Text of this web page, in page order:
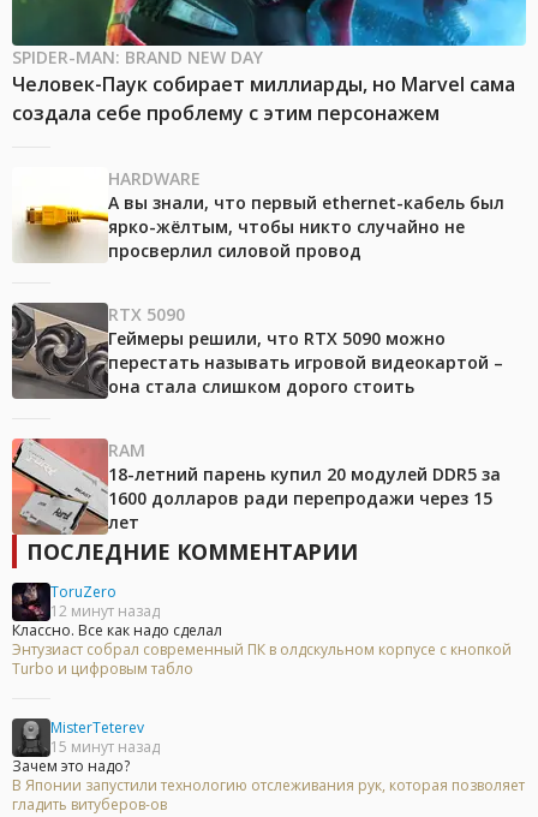
SPIDER-MAN: BRAND NEW DAY
Человек-Паук собирает миллиарды, но Marvel сама
создала себе проблему с этим персонажем
HARDWARE
А вы знали, что первый ethernet-кабель был
ярко-жёлтым, чтобы никто случайно не
просверлил силовой провод
RTX 5090
Геймеры решили, что RTX 5090 можно
перестать называть игровой видеокартой –
она стала слишком дорого стоить
RAM
18-летний парень купил 20 модулей DDR5 за
1600 долларов ради перепродажи через 15
лет
ПОСЛЕДНИЕ КОММЕНТАРИИ
ToruZero
12 минут назад
Классно. Все как надо сделал
Энтузиаст собрал современный ПК в олдскульном корпусе с кнопкой
Turbo и цифровым табло
MisterTeterev
15 минут назад
Зачем это надо?
В Японии запустили технологию отслеживания рук, которая позволяет
гладить витуберов-ов